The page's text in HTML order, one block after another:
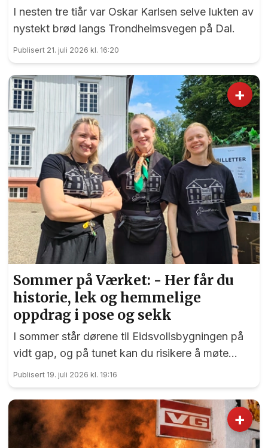
I nesten tre tiår var Oskar Karlsen selve lukten av
nystekt brød langs Trondheimsvegen på Dal.
Publisert 21. juli 2026 kl. 16:20
+
Sommer på Værket: - Her får du
historie, lek og hemmelige
oppdrag i pose og sekk
I sommer står dørene til Eidsvollsbygningen på
vidt gap, og på tunet kan du risikere å møte
blide og hjelpsomme sommervikarer som mer
enn gjerne guider deg.
Publisert 19. juli 2026 kl. 19:16
+